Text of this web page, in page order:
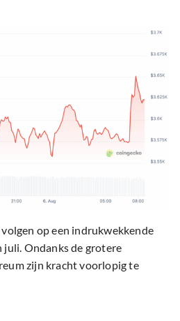
op een indrukwekkende
Ondanks de grotere
zijn kracht voorlopig te